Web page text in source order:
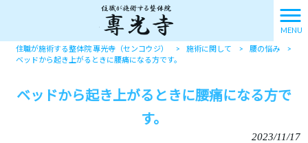
MENU
住職が施術する整体院 專光寺（センコウジ） > 施術に関して > 腰の悩み
>
ベッドから起き上がるときに腰痛になる方です。
ベッドから起き上がるときに腰痛になる方で
す。
2023/11/17